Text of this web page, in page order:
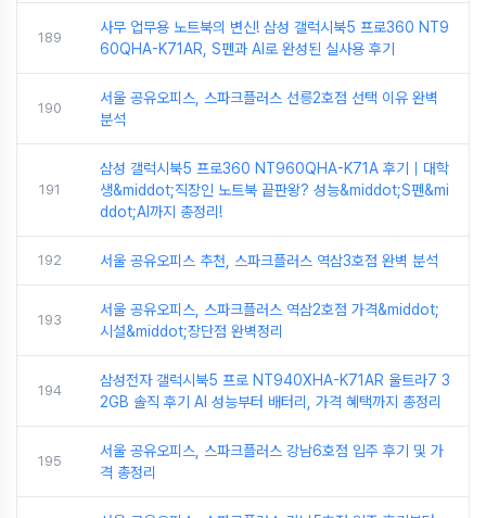
189
사무 업무용 노트북의 변신! 삼성 갤럭시북5 프로360 NT9
60QHA-K71AR, S펜과 AI로 완성된 실사용 후기
190
서울 공유오피스, 스파크플러스 선릉2호점 선택 이유 완벽
분석
191
삼성 갤럭시북5 프로360 NT960QHA-K71A 후기｜대학
생&middot;직장인 노트북 끝판왕? 성능&middot;S펜&mi
ddot;AI까지 총정리!
192 서울 공유오피스 추천, 스파크플러스 역삼3호점 완벽 분석
193
서울 공유오피스, 스파크플러스 역삼2호점 가격&middot;
시설&middot;장단점 완벽정리
194
삼성전자 갤럭시북5 프로 NT940XHA-K71AR 울트라7 3
2GB 솔직 후기 AI 성능부터 배터리, 가격 혜택까지 총정리
195
서울 공유오피스, 스파크플러스 강남6호점 입주 후기 및 가
격 총정리